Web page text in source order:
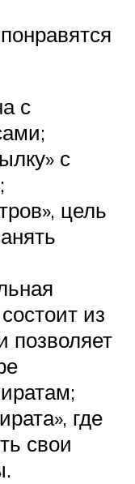
с
с
цель
из
позволяет
где
свои